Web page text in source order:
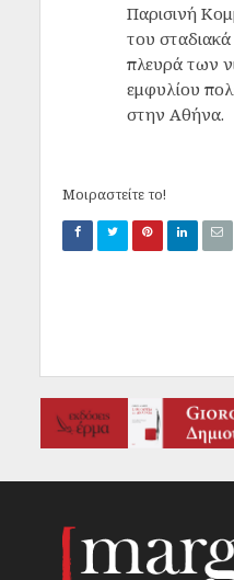
Παρισινή
του
πλευρά των
εμφυλίου
στην Αθήνα.
Μοιραστείτε το!